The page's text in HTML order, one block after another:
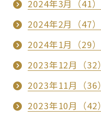
2024年3月（41）
2024年2月（47）
2024年1月（29）
2023年12月（32）
2023年11月（36）
2023年10月（42）